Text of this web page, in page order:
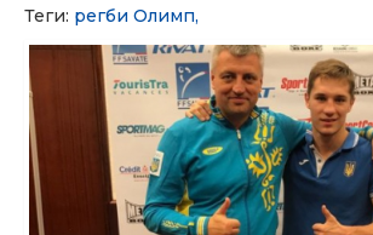
Теги: регби Олимп,